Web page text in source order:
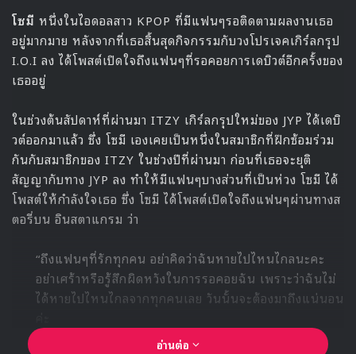
โซมี หนึ่งในไอดอลสาว KPOP ที่มีแฟนๆรอติดตามผลงานเธอ
อยู่มากมาย หลังจากที่เธอสิ้นสุดกิจกรรมกับวงโปรเจคเกิร์ลกรุป
I.O.I ลง ได้โพสต์เปิดใจถึงแฟนๆที่รอคอยการเดบิวต์อีกครั้งของ
เธออยู่
ในช่วงต้นสัปดาห์ที่ผ่านมา ITZY เกิร์ลกรุปใหม่ของ JYP ได้เดบิ
วต์ออกมาแล้ว ซึ่ง โซมี เองเคยเป็นหนึ่งในสมาชิกที่ฝึกซ้อมร่วม
กันกับสมาชิกของ ITZY ในช่วงปีที่ผ่านมา ก่อนที่เธอจะยุติ
สัญญากับทาง JYP ลง ทำให้มีแฟนๆบางส่วนที่เป็นห่วง โซมี ได้
โพสต์ให้กำลังใจเธอ ซึ่ง โซมี ได้โพสต์เปิดใจถึงแฟนๆผ่านทางส
ตอรี่บน อินสตาแกรม ว่า
“ถึงแฟนๆที่รักทุกคน อย่าคิดว่าฉันหายไปไหนไกลนะคะ
อย่าเศร้าหรือรู้สึกผิดหวังในการรอคอยฉัน เพราะว่าฉันไม่
ได้หายไปไหนไกลจากทุกคนเลย วันนั้นจะต้องมาถึงแน่นอน
อ่านต่อ